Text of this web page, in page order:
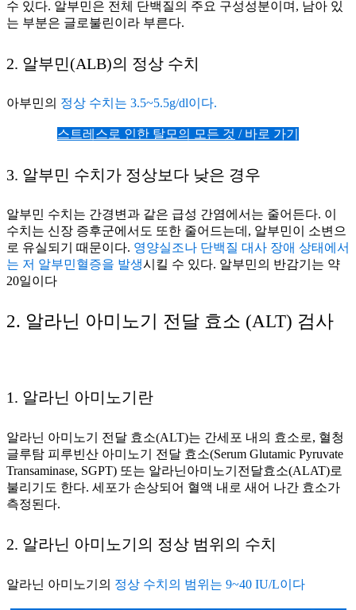
수 있다. 알부민은 전체 단백질의 주요 구성성분이며, 남아 있
는 부분은 글로불린이라 부른다.
2. 알부민(ALB)의 정상 수치
아부민의 정상 수치는 3.5~5.5g/dl이다.
스트레스로 인한 탈모의 모든 것 / 바로 가기
3. 알부민 수치가 정상보다 낮은 경우
알부민 수치는 간경변과 같은 급성 간염에서는 줄어든다. 이
수치는 신장 증후군에서도 또한 줄어드는데, 알부민이 소변으
로 유실되기 때문이다. 영양실조나 단백질 대사 장애 상태에서
는 저 알부민혈증을 발생시킬 수 있다. 알부민의 반감기는 약
20일이다
2. 알라닌 아미노기 전달 효소 (ALT) 검사
1. 알라닌 아미노기란
알라닌 아미노기 전달 효소(ALT)는 간세포 내의 효소로, 혈청
글루탐 피루빈산 아미노기 전달 효소(Serum Glutamic Pyruvate
Transaminase, SGPT) 또는 알라닌아미노기전달효소(ALAT)로
불리기도 한다. 세포가 손상되어 혈액 내로 새어 나간 효소가
측정된다.
2. 알라닌 아미노기의 정상 범위의 수치
알라닌 아미노기의 정상 수치의 범위는 9~40 IU/L이다